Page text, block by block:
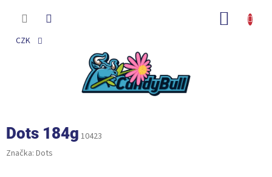
CZK
Dots 184g 10423
Značka: Dots